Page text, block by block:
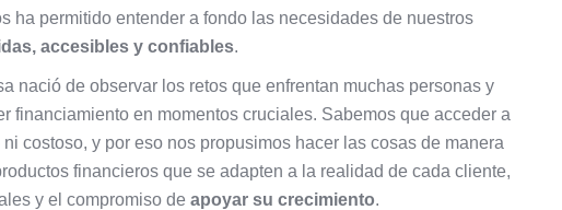
ha permitido entender a fondo las necesidades de nuestros
accesibles y confiables.
nació de observar los retos que enfrentan muchas personas y
financiamiento en momentos cruciales. Sabemos que acceder a
costoso, y por eso nos propusimos hacer las cosas de manera
financieros que se adapten a la realidad de cada cliente,
y el compromiso de apoyar su crecimiento.